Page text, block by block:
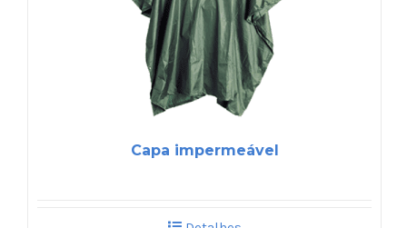
Capa impermeável